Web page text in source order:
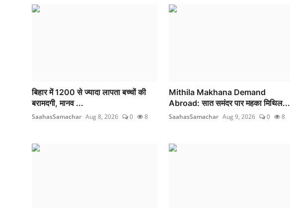
बिहार में 1200 से ज्यादा लापता बच्चों की
बरामदगी, मानव ...
SaahasSamachar Aug 8, 2026 0 8
Mithila Makhana Demand
Abroad: सात समंदर पार महका मिथिल...
SaahasSamachar Aug 9, 2026 0 8